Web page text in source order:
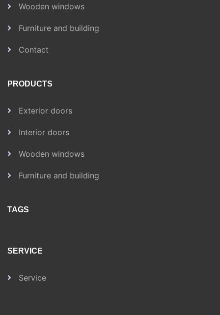
Wooden windows
Furniture and building
Contact
PRODUCTS
Exterior doors
Interior doors
Wooden windows
Furniture and building
TAGS
SERVICE
Service